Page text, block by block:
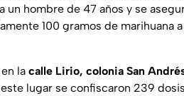
un hombre de 47 años y se
100 gramos de marihuana
la calle Lirio, colonia San
lugar se confiscaron 239